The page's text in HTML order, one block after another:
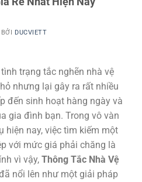
BỞI DUCVIETT
trạng tắc nghẽn nhà vệ
nhưng lại gây ra rất nhiều
đến sinh hoạt hàng ngày và
gia đình bạn. Trong vô vàn
hiện nay, việc tìm kiếm một
với mức giá phải chăng là
vì vậy, Thông Tắc Nhà Vệ
nổi lên như một giải pháp